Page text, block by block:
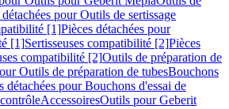
détachées pour Outils de sertissage
[1]Pièces détachées pour
[1]Sertisseuses compatibilité [2]Pièces
compatibilité [2]Outils de préparation de
Outils de préparation de tubesBouchons
détachées pour Bouchons d'essai de
AccessoiresOutils pour Geberit